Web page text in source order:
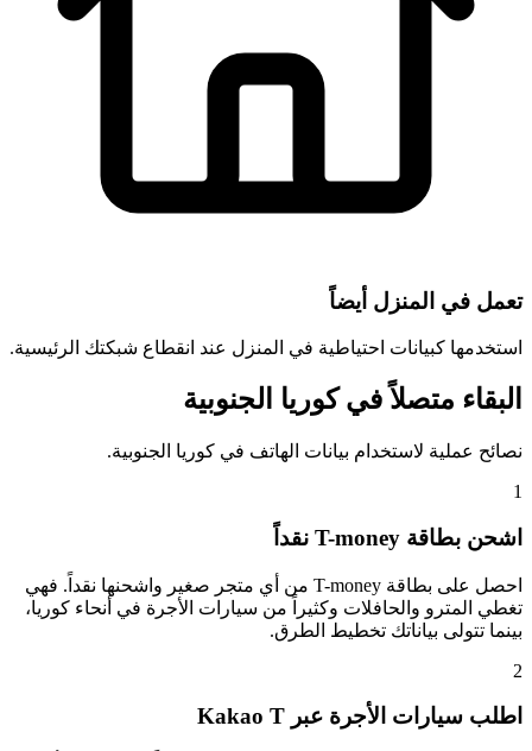
تعمل في المنزل أيضاً
استخدمها كبيانات احتياطية في المنزل عند انقطاع شبكتك الرئيسية.
البقاء متصلاً في كوريا الجنوبية
نصائح عملية لاستخدام بيانات الهاتف في كوريا الجنوبية.
1
اشحن بطاقة T-money نقداً
احصل على بطاقة T-money من أي متجر صغير واشحنها نقداً. فهي
تغطي المترو والحافلات وكثيراً من سيارات الأجرة في أنحاء كوريا،
بينما تتولى بياناتك تخطيط الطرق.
2
اطلب سيارات الأجرة عبر Kakao T